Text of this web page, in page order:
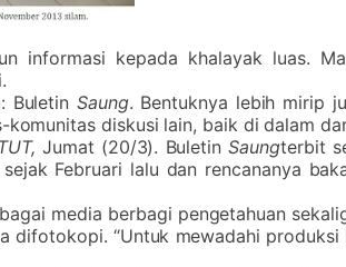
informasi kepada khalayak luas.
Buletin Saung. Bentuknya lebih mirip
diskusi lain, baik di dalam
Jumat (20/3). BuletinSaungterbit
Februari lalu dan rencananya
media berbagi pengetahuan
difotokopi. “Untuk mewadahi